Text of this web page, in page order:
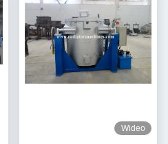
Wideo